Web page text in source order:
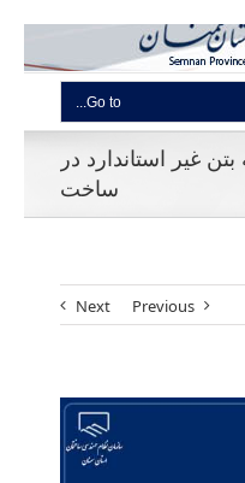
Go to...
غیر استاندارد در
ساخت
Previous
Next